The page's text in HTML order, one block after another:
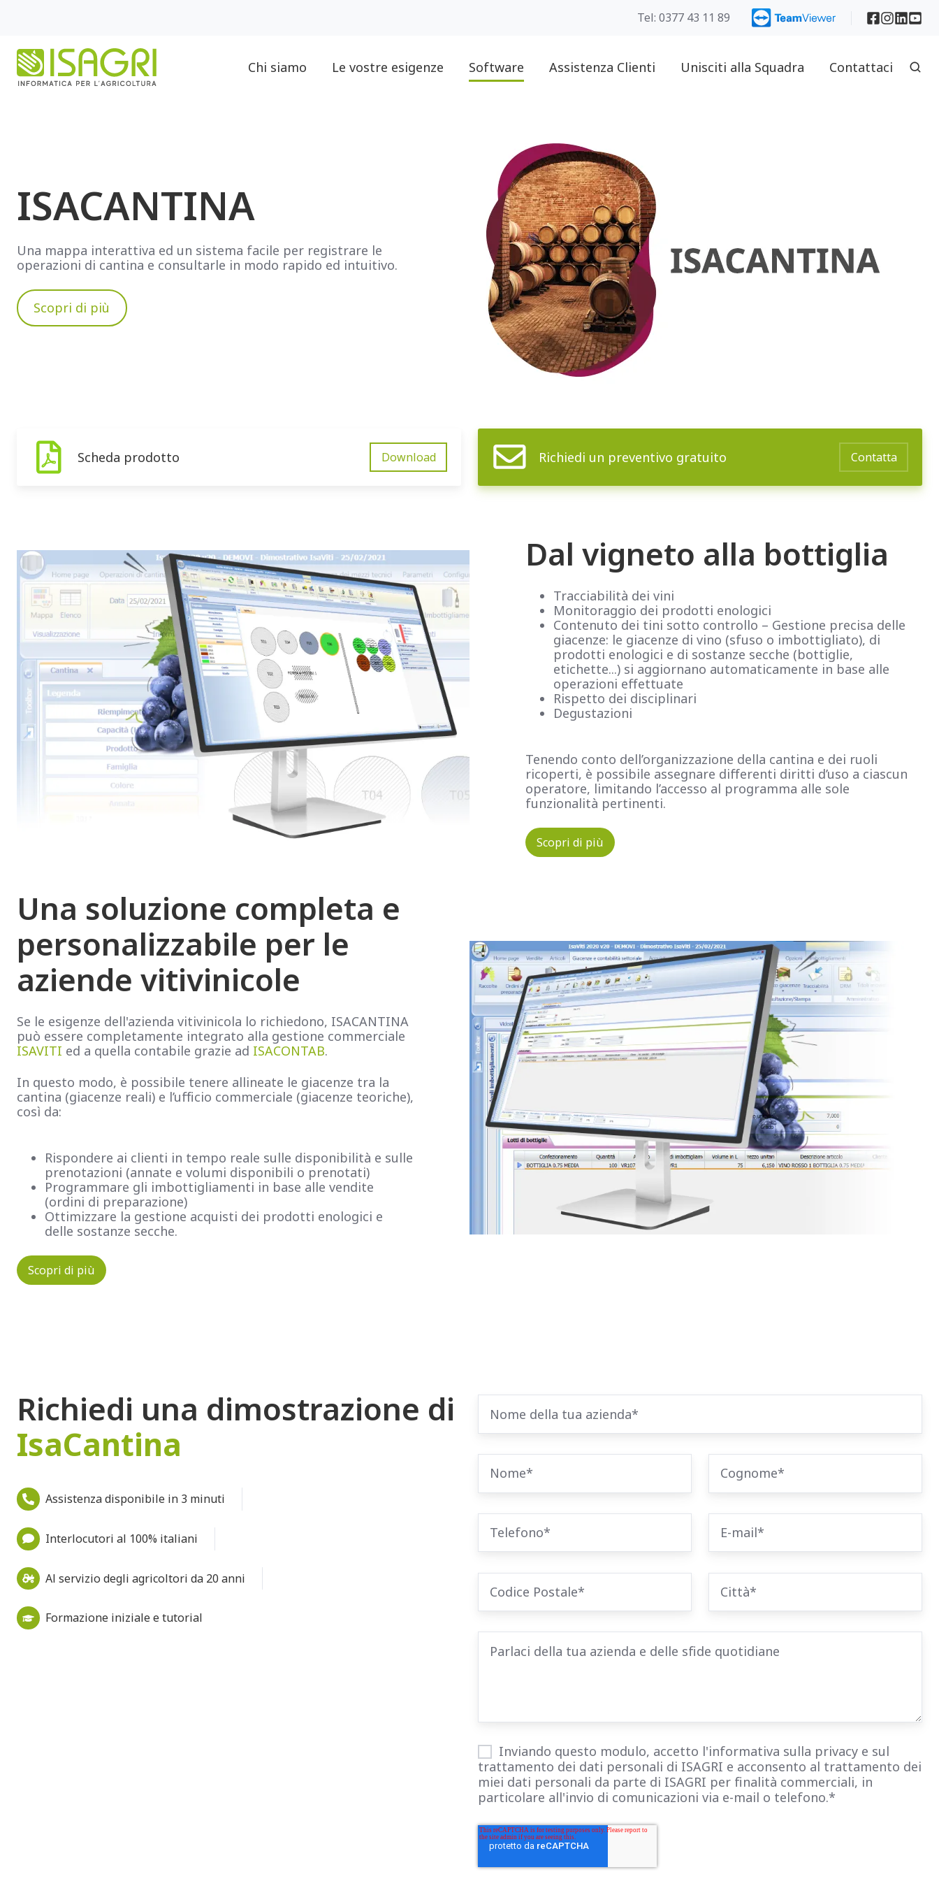
Tel: 0377 43 11 89
Chi siamo Le vostre esigenze Software Assistenza Clienti Unisciti alla Squadra Contattaci
ISACANTINA
Una mappa interattiva ed un sistema facile per registrare le
operazioni di cantina e consultarle in modo rapido ed intuitivo.
Scopri di più
Scheda prodotto Download Richiedi un preventivo gratuito Contatta
Dal vigneto alla bottiglia
Tracciabilità dei vini
Monitoraggio dei prodotti enologici
Contenuto dei tini sotto controllo – Gestione precisa delle
giacenze: le giacenze di vino (sfuso o imbottigliato), di
prodotti enologici e di sostanze secche (bottiglie,
etichette...) si aggiornano automaticamente in base alle
operazioni effettuate
Rispetto dei disciplinari
Degustazioni
Tenendo conto dell’organizzazione della cantina e dei ruoli
ricoperti, è possibile assegnare differenti diritti d’uso a ciascun
operatore, limitando l’accesso al programma alle sole
funzionalità pertinenti.
Scopri di più
Una soluzione completa e
personalizzabile per le
aziende vitivinicole
Se le esigenze dell'azienda vitivinicola lo richiedono, ISACANTINA
può essere completamente integrato alla gestione commerciale
ISAVITI ed a quella contabile grazie ad ISACONTAB.
In questo modo, è possibile tenere allineate le giacenze tra la
cantina (giacenze reali) e l’ufficio commerciale (giacenze teoriche),
così da:
Rispondere ai clienti in tempo reale sulle disponibilità e sulle
prenotazioni (annate e volumi disponibili o prenotati)
Programmare gli imbottigliamenti in base alle vendite
(ordini di preparazione)
Ottimizzare la gestione acquisti dei prodotti enologici e
delle sostanze secche.
Scopri di più
Richiedi una dimostrazione di
IsaCantina
Assistenza disponibile in 3 minuti
Interlocutori al 100% italiani
Al servizio degli agricoltori da 20 anni
Formazione iniziale e tutorial
Inviando questo modulo, accetto l'informativa sulla privacy e sul
trattamento dei dati personali di ISAGRI e acconsento al trattamento dei
miei dati personali da parte di ISAGRI per finalità commerciali, in
particolare all'invio di comunicazioni via e-mail o telefono.*